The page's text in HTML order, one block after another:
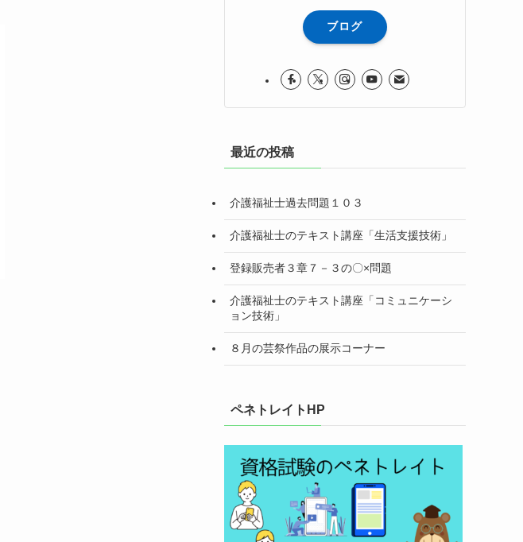
ブログ
最近の投稿
介護福祉士過去問題１０３
介護福祉士のテキスト講座「生活支援技術」
登録販売者３章７－３の〇×問題
介護福祉士のテキスト講座「コミュニケーシ
ョン技術」
８月の芸祭作品の展示コーナー
ペネトレイトHP